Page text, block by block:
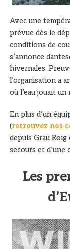
Avec une
prévue dès le
conditions de
s’annonce
hivernales.
l’organisation a
où l’eau jouait
En plus d’un
(retrouvez nos
depuis Grau
secours et d’une
Les